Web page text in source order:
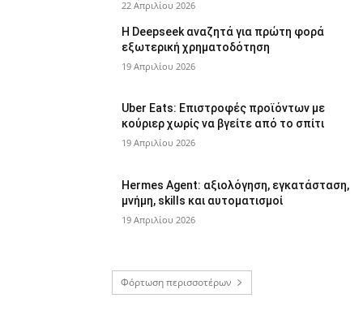
22 Απριλίου 2026
Η Deepseek αναζητά για πρώτη φορά
εξωτερική χρηματοδότηση
19 Απριλίου 2026
Uber Eats: Επιστροφές προϊόντων με
κούριερ χωρίς να βγείτε από το σπίτι
19 Απριλίου 2026
Hermes Agent: αξιολόγηση, εγκατάσταση,
μνήμη, skills και αυτοματισμοί
19 Απριλίου 2026
Φόρτωση περισσοτέρων